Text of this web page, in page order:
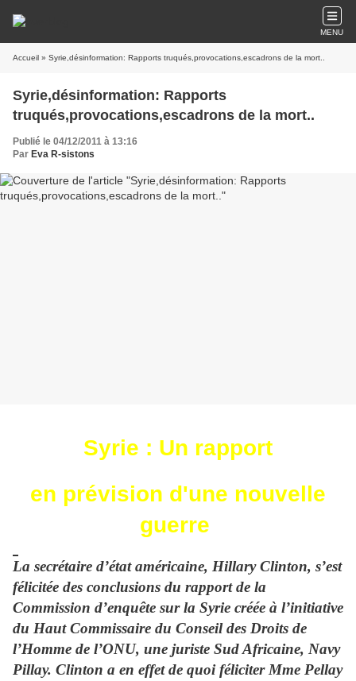
MENU
Accueil » Syrie,désinformation: Rapports truqués,provocations,escadrons de la mort..
Syrie,désinformation: Rapports
truqués,provocations,escadrons de la mort..
Publié le 04/12/2011 à 13:16
Par Eva R-sistons
Syrie : Un rapport
en prévision d'une nouvelle
guerre
La secrétaire d’état américaine, Hillary Clinton, s’est
félicitée des conclusions du rapport de la
Commission d’enquête sur la Syrie créée à l’initiative
du Haut Commissaire du Conseil des Droits de
l’Homme de l’ONU, une juriste Sud Africaine, Navy
Pillay. Clinton a en effet de quoi féliciter Mme Pellay